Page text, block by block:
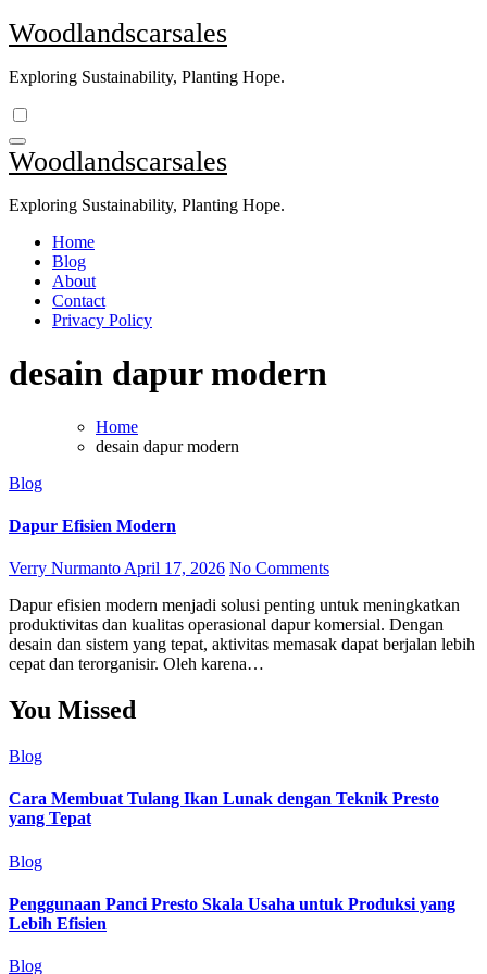
Skip
to
Woodlandscarsales
Exploring Sustainability, Planting Hope.
Woodlandscarsales
Exploring Sustainability, Planting Hope.
Home
Blog
About
Contact
Privacy Policy
desain dapur modern
Home
desain dapur modern
Blog
Dapur Efisien Modern
Verry NurmantoApril 17, 2026 No Comments
Dapur efisien modern menjadi solusi penting untuk meningkatkan
produktivitas dan kualitas operasional dapur komersial. Dengan
desain dan sistem yang tepat, aktivitas memasak dapat berjalan lebih
cepat dan terorganisir. Oleh karena…
You Missed
Blog
Cara Membuat Tulang Ikan Lunak dengan Teknik Presto
yang Tepat
Blog
Penggunaan Panci Presto Skala Usaha untuk Produksi yang
Lebih Efisien
Blog